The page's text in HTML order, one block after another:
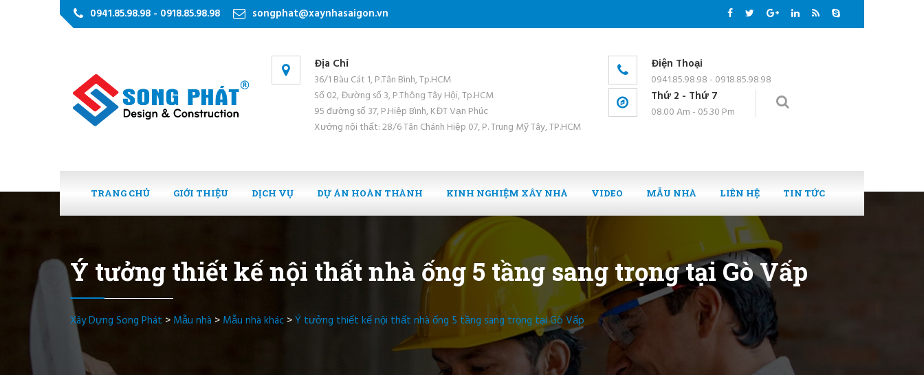
0941.85.98.98 - 0918.85.98.98 songphat@xaynhasaigon.vn
Địa Chỉ
36/1 Bàu Cát 1, P.Tân Bình, Tp.HCM
Số 02, Đường số 3, P.Thông Tây Hội, Tp.HCM
95 đường số 37, P.Hiệp Bình, KĐT Vạn Phúc
Xưởng nội thất: 28/6 Tân Chánh Hiệp 07, P. Trung Mỹ Tây, TP.HCM
Điện Thoại
0941.85.98.98 - 0918.85.98.98
Thứ 2 - Thứ 7
08.00 Am - 05.30 Pm
TRANG CHỦ GIỚI THIỆU DỊCH VỤ DỰ ÁN HOÀN THÀNH KINH NGHIỆM XÂY NHÀ VIDEO MẪU NHÀ LIÊN HỆ TIN TỨC
Ý tưởng thiết kế nội thất nhà ống 5 tầng sang trọng tại Gò Vấp
Xây Dựng Song Phát > Mẫu nhà > Mẫu nhà khác >Ý tưởng thiết kế nội thất nhà ống 5 tầng sang trọng tại Gò Vấp